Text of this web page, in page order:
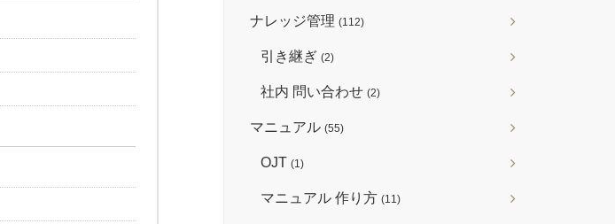
ナレッジ管理 (112)
引き継ぎ (2)
社内 問い合わせ (2)
マニュアル (55)
OJT (1)
マニュアル 作り方 (11)